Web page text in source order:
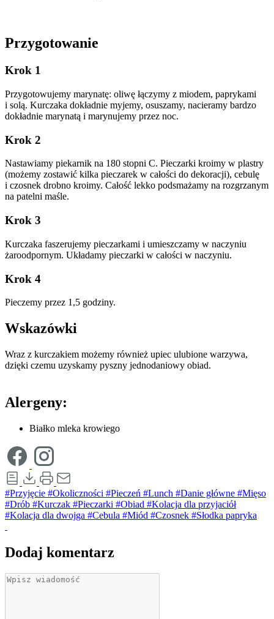
Przygotowanie
Krok 1
Przygotowujemy marynatę: oliwę łączymy z miodem, paprykami
i solą. Kurczaka dokładnie myjemy, osuszamy, nacieramy bardzo
dokładnie marynatą i marynujemy przez noc.
Krok 2
Nastawiamy piekarnik na 180 stopni C. Pieczarki kroimy w plastry
(możemy zostawić kilka pieczarek w całości do dekoracji), cebulę
i czosnek drobno kroimy. Całość lekko podsmażamy na rozgrzanym
na patelni maśle.
Krok 3
Kurczaka faszerujemy pieczarkami i umieszczamy w naczyniu
żaroodpornym. Układamy pieczarki w całości w naczyniu.
Krok 4
Pieczemy przez 1,5 godziny.
Wskazówki
Wraz z kurczakiem możemy również upiec ulubione warzywa,
dzięki czemu uzyskamy pyszny jednodaniowy obiad.
Alergeny:
Białko mleka krowiego
#Przyjęcie #Okoliczności #Pieczeń #Lunch #Danie główne #Mięso
#Drób #Kurczak #Pieczarki #Obiad #Kolacja dla przyjaciół
#Kolacja dla dwojga #Cebula #Miód #Czosnek #Słodka papryka
Dodaj komentarz